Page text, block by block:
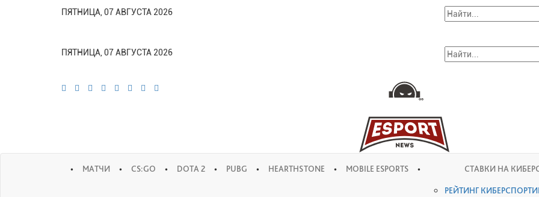
ПЯТНИЦА, 07 АВГУСТА 2026
ПЯТНИЦА, 07 АВГУСТА 2026
• МАТЧИ • CS:GO • DOTA 2 • PUBG • HEARTHSTONE • MOBILE ESPORTS • СТАВКИ НА
РЕЙТИНГ